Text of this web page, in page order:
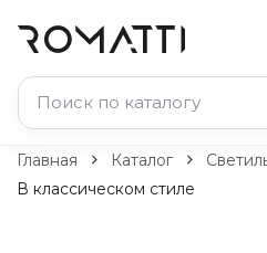
Каталог
Главная Каталог
В классическом стиле